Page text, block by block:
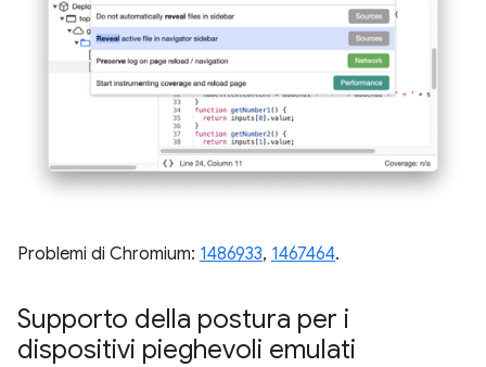
Problemi di Chromium: 1486933, 1467464.
Supporto della postura per i
dispositivi pieghevoli emulati